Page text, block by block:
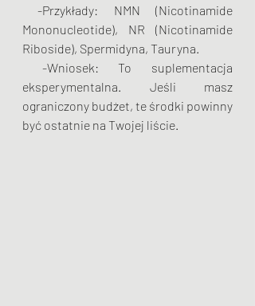
-Przykłady: NMN (Nicotinamide
Mononucleotide), NR (Nicotinamide
Riboside), Spermidyna, Tauryna.
eksperymentalna. Jeśli masz
ograniczony budżet, te środki powinny
być ostatnie na Twojej liście.